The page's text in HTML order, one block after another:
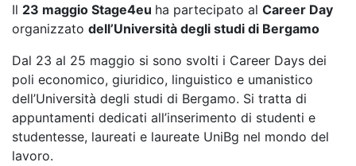
Il 23 maggio Stage4eu ha partecipato al Career Day
organizzato dell’Università degli studi di Bergamo
Dal 23 al 25 maggio si sono svolti i Career Days dei
poli economico, giuridico, linguistico e umanistico
dell’Università degli studi di Bergamo. Si tratta di
appuntamenti dedicati all’inserimento di studenti e
studentesse, laureati e laureate UniBg nel mondo del
lavoro.